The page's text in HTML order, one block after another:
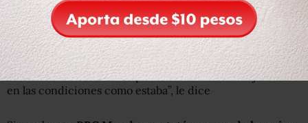
Por lo tanto, nunca existió la certificación a la que hizo
alusión McDonald’s.
“El lunes debieron haber parado de vender la Cajita Feliz
en las condiciones como estaba”, le dice